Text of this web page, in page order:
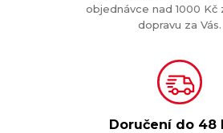
objednávce nad 1000 Kč
dopravu za Vás.
Doručení do 48